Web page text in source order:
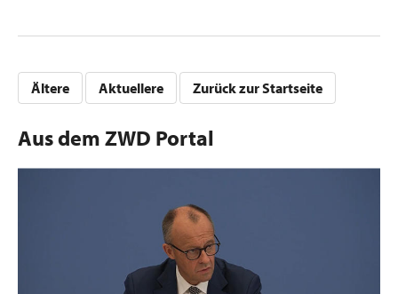
Ältere Aktuellere Zurück zur Startseite
Aus dem ZWD Portal